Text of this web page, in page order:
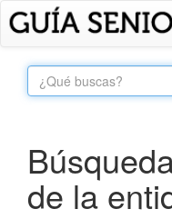
de la